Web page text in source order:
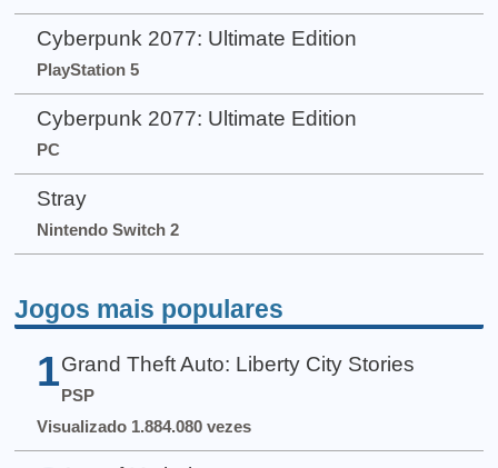
Cyberpunk 2077: Ultimate Edition
PlayStation 5
Cyberpunk 2077: Ultimate Edition
PC
Stray
Nintendo Switch 2
Jogos mais populares
1 Grand Theft Auto: Liberty City Stories
PSP
Visualizado 1.884.080 vezes